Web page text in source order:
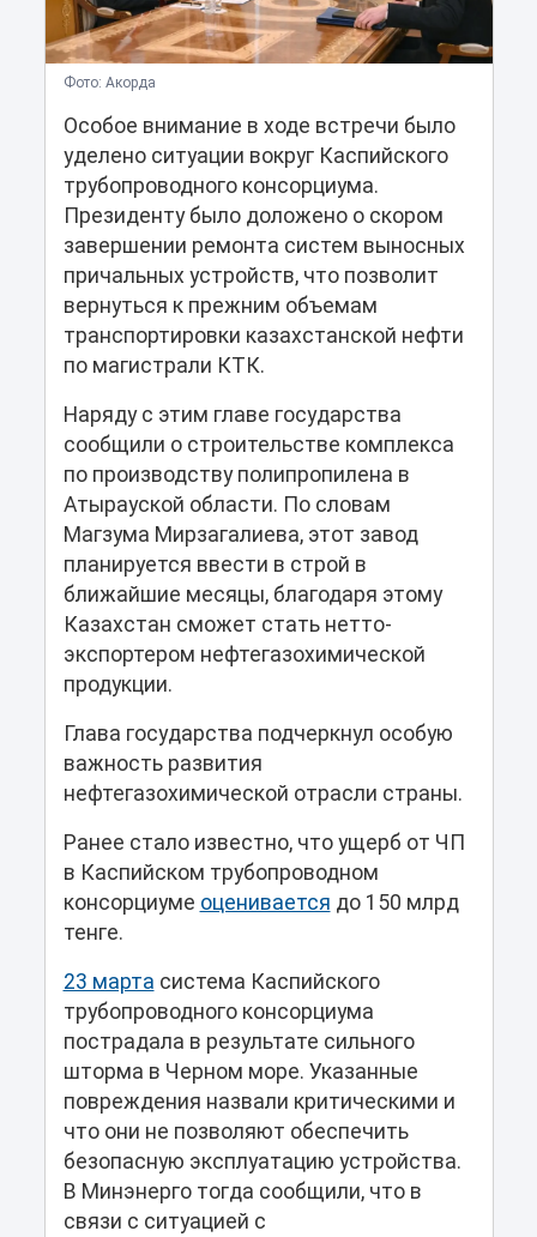
Фото: Акорда
Особое внимание в ходе встречи было
уделено ситуации вокруг Каспийского
трубопроводного консорциума.
Президенту было доложено о скором
завершении ремонта систем выносных
причальных устройств, что позволит
вернуться к прежним объемам
транспортировки казахстанской нефти
по магистрали КТК.
Наряду с этим главе государства
сообщили о строительстве комплекса
по производству полипропилена в
Атырауской области. По словам
Магзума Мирзагалиева, этот завод
планируется ввести в строй в
ближайшие месяцы, благодаря этому
Казахстан сможет стать нетто-
экспортером нефтегазохимической
продукции.
Глава государства подчеркнул особую
важность развития
нефтегазохимической отрасли страны.
Ранее стало известно, что ущерб от ЧП
в Каспийском трубопроводном
консорциуме оценивается до 150 млрд
тенге.
23 марта система Каспийского
трубопроводного консорциума
пострадала в результате сильного
шторма в Черном море. Указанные
повреждения назвали критическими и
что они не позволяют обеспечить
безопасную эксплуатацию устройства.
В Минэнерго тогда сообщили, что в
связи с ситуацией с